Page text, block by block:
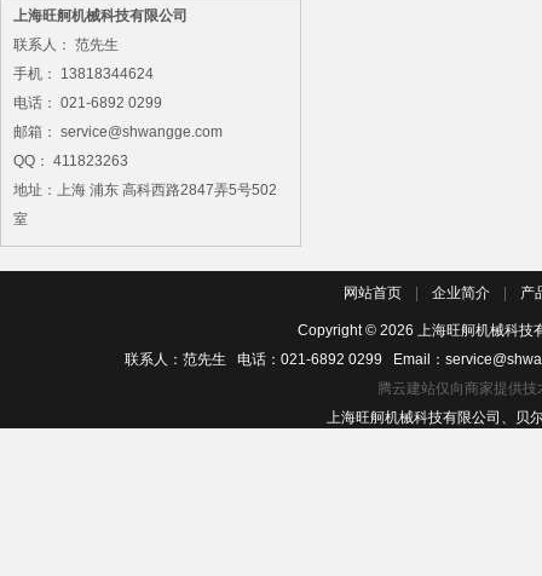
上海旺舸机械科技有限公司
联系人： 范先生
手机： 13818344624
电话： 021-6892 0299
邮箱： service@shwangge.com
QQ： 411823263
地址：上海 浦东 高科西路2847弄5号502
室
网站首页 企业简介 产
Copyright © 2026 上海旺舸机械科
联系人：范先生 电话：021-6892 0299 Email：
腾云建站仅向商家提供技
上海旺舸机械科技有限公司、贝